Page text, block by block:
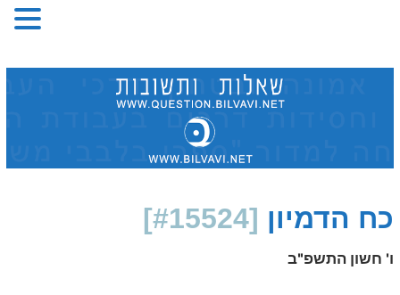
to
כח הדמיון [#15524]
ו' חשון התשפ"ב